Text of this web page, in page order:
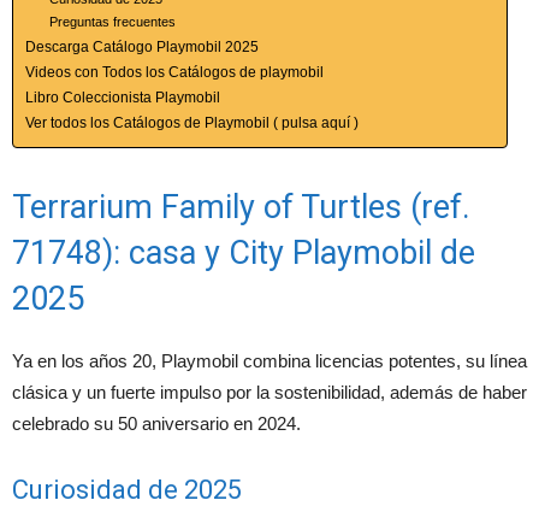
Preguntas frecuentes
Descarga Catálogo Playmobil 2025
Videos con Todos los Catálogos de playmobil
Libro Coleccionista Playmobil
Ver todos los Catálogos de Playmobil ( pulsa aquí )
Terrarium Family of Turtles (ref.
71748): casa y City Playmobil de
2025
Ya en los años 20, Playmobil combina licencias potentes, su línea
clásica y un fuerte impulso por la sostenibilidad, además de haber
celebrado su 50 aniversario en 2024.
Curiosidad de 2025